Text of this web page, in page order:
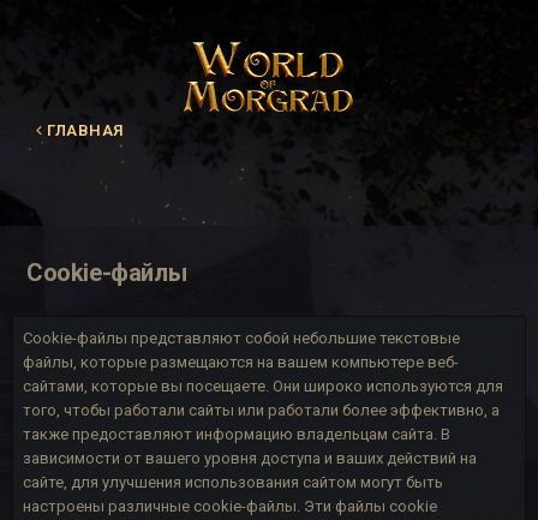
ГЛАВНАЯ
Cookie-файлы
Cookie-файлы представляют собой небольшие текстовые
файлы, которые размещаются на вашем компьютере веб-
сайтами, которые вы посещаете. Они широко используются для
того, чтобы работали сайты или работали более эффективно, а
также предоставляют информацию владельцам сайта. В
зависимости от вашего уровня доступа и ваших действий на
сайте, для улучшения использования сайтом могут быть
настроены различные cookie-файлы. Эти файлы cookie